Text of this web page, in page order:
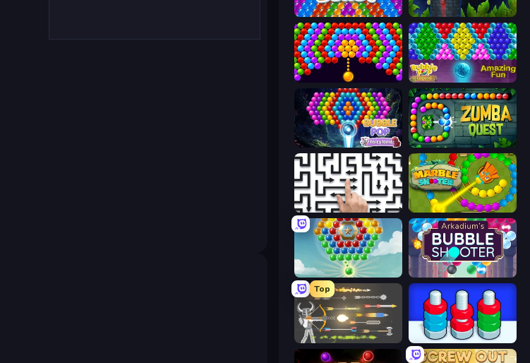
Bubble Blast Bubble Tower 3D
Bubble Story Bubble Pop Legend
Bubble Pop Fairyland Zumba Quest
Arrow Escape: Puzzle Marble Shooter
Top
Ragdoll Archers